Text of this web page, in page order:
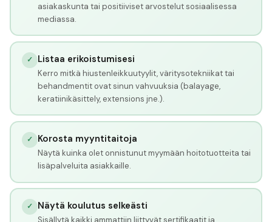
asiakaskunta tai positiiviset arvostelut sosiaalisessa
mediassa.
✓ Listaa erikoistumisesi
Kerro mitkä hiustenleikkuutyylit, väritysotekniikat tai
behandmentit ovat sinun vahvuuksia (balayage,
keratiinikäsittely, extensions jne.).
✓ Korosta myyntitaitoja
Näytä kuinka olet onnistunut myymään hoitotuotteita tai
lisäpalveluita asiakkaille.
✓ Näytä koulutus selkeästi
Sisällytä kaikki ammattiin liittyvät sertifikaatit ja